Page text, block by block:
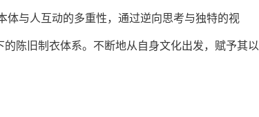
与人互动的多重性，通过逆向思考与独特的视
陈旧制衣体系。不断地从自身文化出发，赋予其以